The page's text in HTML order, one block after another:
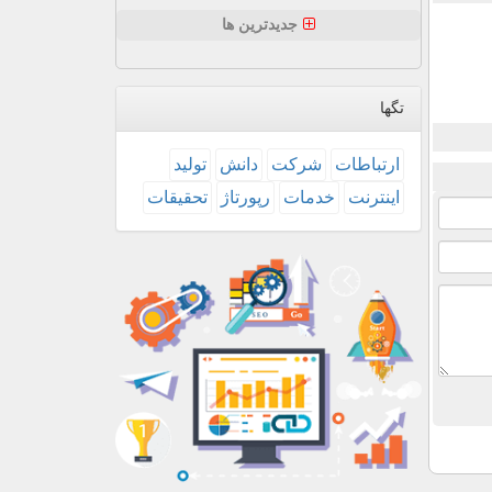
جدیدترین ها
تگها
ارتباطات شركت دانش
تولید
اینترنت
خدمات رپورتاژ تحقیقات